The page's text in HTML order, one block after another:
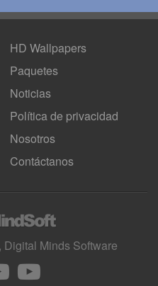
HD Wallpapers
Paquetes
Noticias
Política de privacidad
Nosotros
Contáctanos
Minds Software